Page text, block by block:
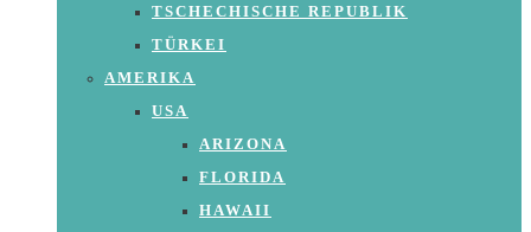
TSCHECHISCHE REPUBLIK
TÜRKEI
AMERIKA
USA
ARIZONA
FLORIDA
HAWAII